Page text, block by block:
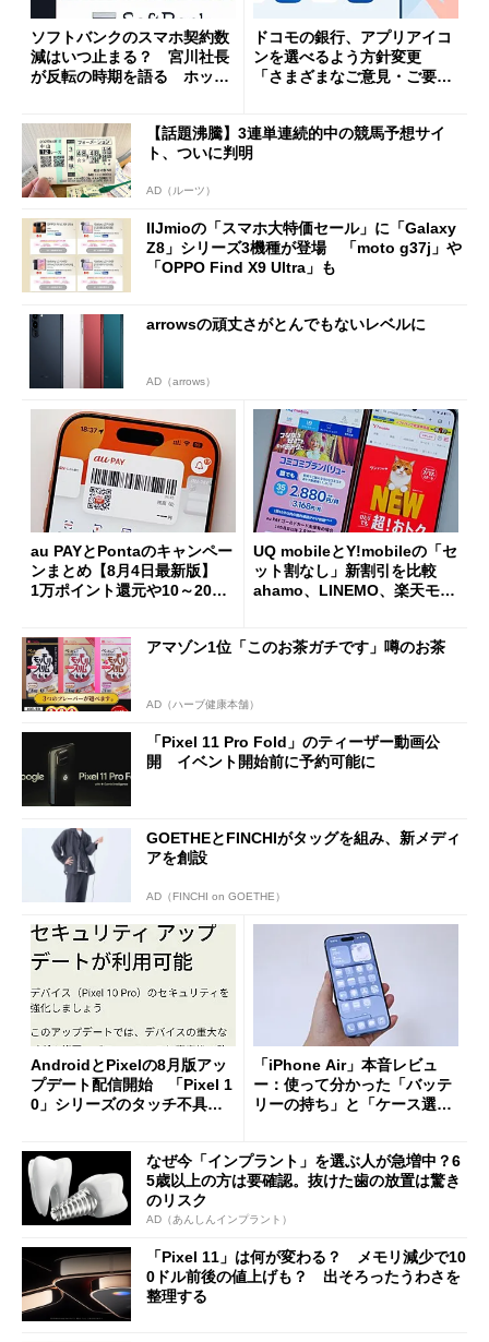
ソフトバンクのスマホ契約数
減はいつ止まる？ 宮川社長
が反転の時期を語る ホッピ
ドコモの銀行、アプリアイコ
ンを選べるよう方針変更
「さまざまなご意見・ご要望
【話題沸騰】3連単連続的中の競馬予想サイ
ト、ついに判明
AD（ルーツ）
IIJmioの「スマホ大特価セール」に「Galaxy
Z8」シリーズ3機種が登場 「moto g37j」や
「OPPO Find X9 Ultra」も
arrowsの頑丈さがとんでもないレベルに
AD（arrows）
au PAYとPontaのキャンペー
ンまとめ【8月4日最新版】
1万ポイント還元や10～20％
UQ mobileとY!mobileの「セ
ット割なし」新割引を比較
ahamo、LINEMO、楽天モバ
アマゾン1位「このお茶ガチです」噂のお茶
AD（ハーブ健康本舗）
「Pixel 11 Pro Fold」のティーザー動画公
開 イベント開始前に予約可能に
GOETHEとFINCHIがタッグを組み、新メディ
アを創設
AD（FINCHI on GOETHE）
AndroidとPixelの8月版アッ
プデート配信開始 「Pixel 1
0」シリーズのタッチ不具合
「iPhone Air」本音レビュ
ー：使って分かった「バッテ
リーの持ち」と「ケース選
なぜ今「インプラント」を選ぶ人が急増中？6
5歳以上の方は要確認。抜けた歯の放置は驚き
のリスク
AD（あんしんインプラント）
「Pixel 11」は何が変わる？ メモリ減少で10
0ドル前後の値上げも？ 出そろったうわさを
整理する